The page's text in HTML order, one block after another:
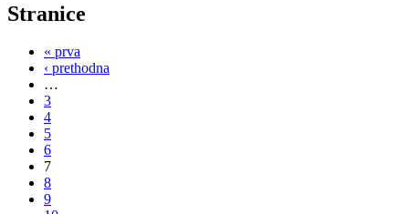
Stranice
« prva
‹ prethodna
…
3
4
5
6
7
8
9